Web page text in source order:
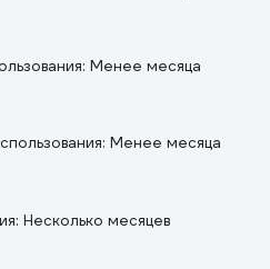
Менее месяца
Менее месяца
Несколько месяцев